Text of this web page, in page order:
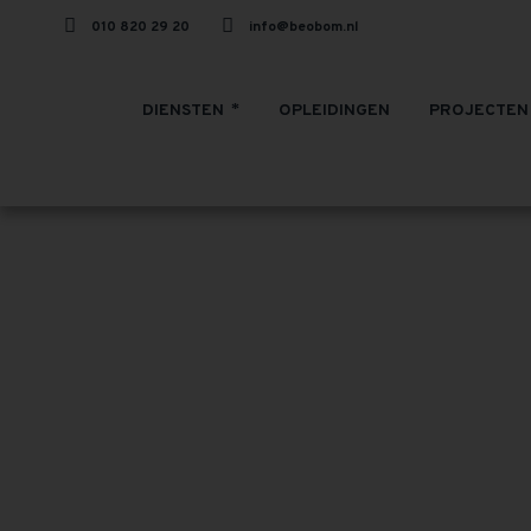
010 820 29 20 info@beobom.nl
DIENSTEN OPLEIDINGEN PROJECTEN